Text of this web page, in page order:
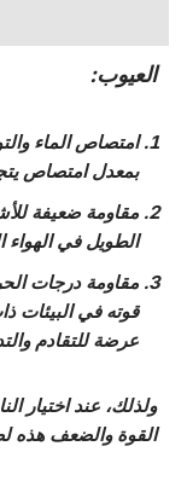
العيوب:
امتصاص الماء
بمعدل امتصاص يتجاوز 3%، مما
مقاومة ضعيفة
الطويل في الهواء
مقاومة درجات
قوته في البيئات
عرضة للتقادم
ولذلك، عند اختيار
القوة والضعف هذه